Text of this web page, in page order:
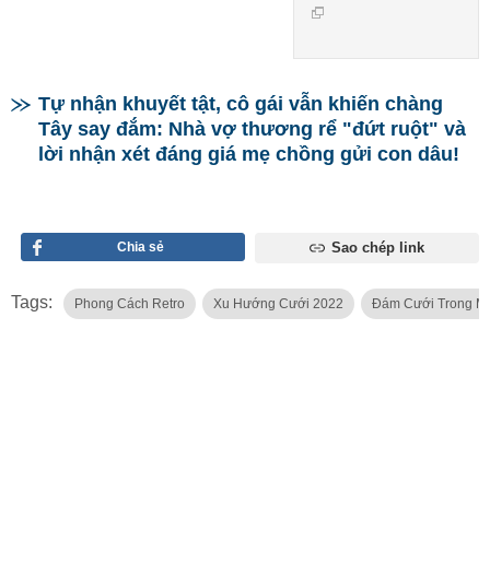
Tự nhận khuyết tật, cô gái vẫn khiến chàng
Tây say đắm: Nhà vợ thương rể "đứt ruột" và
lời nhận xét đáng giá mẹ chồng gửi con dâu!
Chia sẻ Sao chép link
Tags: Phong Cách Retro Xu Hướng Cưới 2022 Đám Cưới Trong